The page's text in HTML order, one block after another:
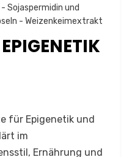
- Sojaspermidin und
- Weizenkeimextrakt
für Epigenetik und
im
Ernährung und